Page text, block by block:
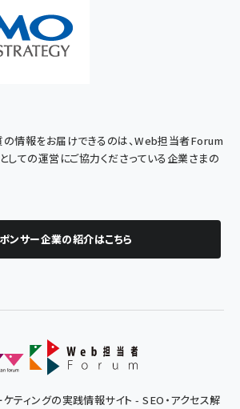
情報をお届けできるのは、Web担当者Forum
しての運営にご協力くださっている企業さまの
ンサー企業の紹介はこちら
ティングの実践情報サイト - SEO・アクセス解